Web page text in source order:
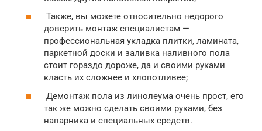
Также, вы можете относительно недорого
доверить монтаж специалистам —
профессиональная укладка плитки, ламината,
паркетной доски и заливка наливного пола
стоит гораздо дороже, да и своими руками
класть их сложнее и хлопотливее;
Демонтаж пола из линолеума очень прост, его
так же можно сделать своими руками, без
напарника и специальных средств.